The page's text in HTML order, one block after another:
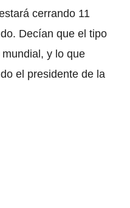
cerrando 11
Decían que el tipo
y lo que
el presidente de la